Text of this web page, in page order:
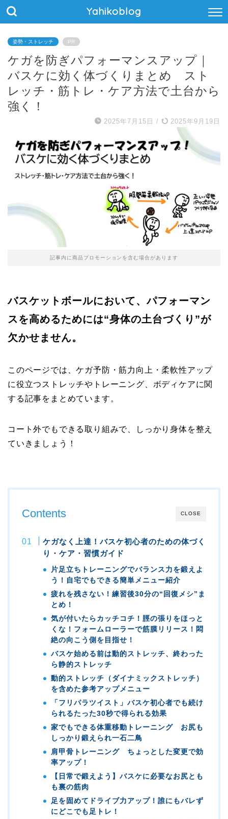
Yahikoblog
姿勢・ストレッチ PR
ケガを防ぎパフォーマンスアップ｜
バスケに効く体づくりまとめ スト
レッチ・筋トレ・ケア方法で土台から
強く！
2025年7月15日 / 2025年9月19日
記事内に商品プロモーションを含む場合があります
バスケットボールにおいて、パフォーマン
スを高めるためには“身体の土台づくり”が
欠かせません。
このページでは、ケガ予防・筋力向上・柔軟性アップ
に役立つストレッチやトレーニング、ボディケアに関
する記事をまとめています。
コート外でもできる取り組みで、しっかり身体を整え
ていきましょう！
CLOSE
Contents
ケガなく上達！バスケ初心者のための体づく
り・ケア・習慣ガイド
片足立ちトレーニングでバランス力を鍛えよ
う！自宅でもできる簡単メニュー紹介
疲れを残さない！練習後30分の“回復メシ”ま
とめ！
気が付いたらカッチコチ！脛の張りをほっと
くな！フォームローラーで筋膜リリース！悶
絶の向こう側を目指せ！
バスケ始める前は動的ストレッチ、終わった
ら静的ストレッチ
動的ストレッチ（ダイナミックストレッチ）
を含めた参考アップメニュー
「フリパラツイスト」バスケ初心者でも続け
られるたった30秒で得られる効果
家でもできる体重移動トレーニング お尻も
しっかり鍛えられ一石二鳥
肩甲骨トレーニング ちょっとした変更で効
率アップ！
【日常で鍛えよう】バスケに必要なお尻とも
も裏の筋肉
足を固めてドライブ力アップ！誰にもバレず
にどこでも足トレ！